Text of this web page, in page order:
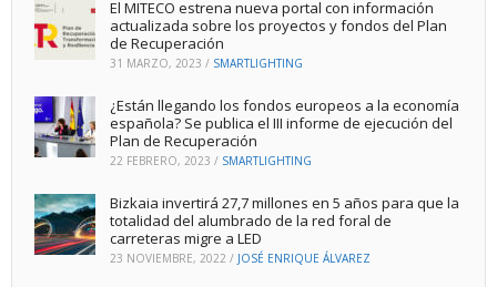
El MITECO estrena nueva portal con información
actualizada sobre los proyectos y fondos del Plan
de Recuperación
31 MARZO, 2023 / SMARTLIGHTING
¿Están llegando los fondos europeos a la economía
española? Se publica el III informe de ejecución del
Plan de Recuperación
22 FEBRERO, 2023 / SMARTLIGHTING
Bizkaia invertirá 27,7 millones en 5 años para que la
totalidad del alumbrado de la red foral de
carreteras migre a LED
23 NOVIEMBRE, 2022 / JOSÉ ENRIQUE ÁLVAREZ